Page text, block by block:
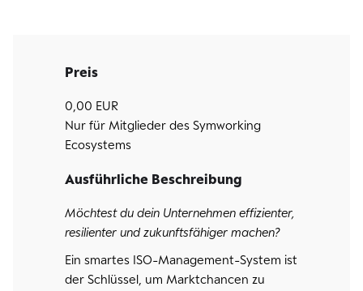
Preis
0,00 EUR
Nur für Mitglieder des Symworking
Ecosystems
Ausführliche Beschreibung
Möchtest du dein Unternehmen effizienter,
resilienter und zukunftsfähiger machen?
Ein smartes ISO-Management-System ist
der Schlüssel, um Marktchancen zu